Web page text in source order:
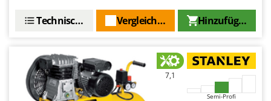
Rato
Reber
Redback
Hinzufügen
Vergleichen Sie
Technische Daten
7,1
Semi-Profi